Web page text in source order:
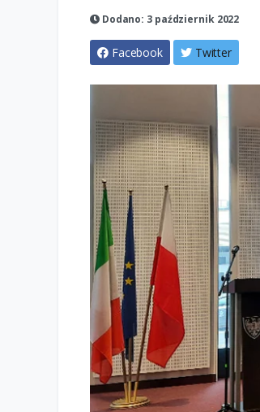
Dodano: 3 październik 2022
Facebook Twitter